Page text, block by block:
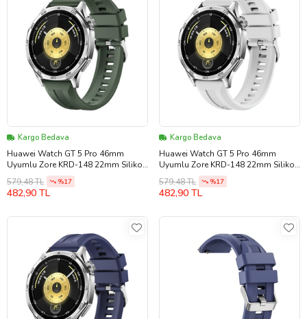
Kargo Bedava
Huawei Watch GT 5 Pro 46mm
Uyumlu Zore KRD-148 22mm Silikon
579,48 TL %17
482,90 TL
Kargo Bedava
Huawei Watch GT 5 Pro 46mm
Uyumlu Zore KRD-148 22mm Silikon
579,48 TL %17
482,90 TL